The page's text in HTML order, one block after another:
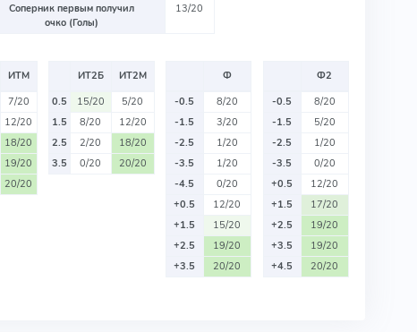
Соперник первым получил
очко (Голы)
13/20
ИТМ
7/20
12/20
18/20
19/20
20/20
ИТ2Б
ИТ2М
0.5
15/20
5/20
1.5
8/20
12/20
2.5
2/20
18/20
3.5
0/20 20/20
Ф
-0.5
8/20
-1.5
3/20
-2.5
1/20
-3.5
1/20
-4.5
0/20
+0.5
12/20
+1.5
15/20
+2.5
19/20
+3.5
20/20
Ф2
-0.5
8/20
-1.5
5/20
-2.5
1/20
-3.5
0/20
+0.5
12/20
+1.5
17/20
+2.5
19/20
+3.5
19/20
+4.5
20/20